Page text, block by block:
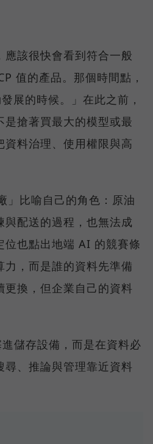
應該很快會看到符合一般
值的產品。那個時間點，
展的時候。」在此之前，
搶著買最大的模型或最
資料治理、使用權限與高
」比喻自己的角色：原油
配送的過程，也無法成
位也點出地端 AI 的競賽條
，而是誰的資料先準備
更換，但企業自己的資料
儲存設備，而是在資料必
尋、推論與管理靠近資料